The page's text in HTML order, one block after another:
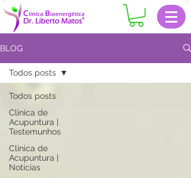
BLOG
Todos posts
Clinica de
Acupuntura |
Testemunhos
Clinica de
Acupuntura |
Notícias
Todos posts